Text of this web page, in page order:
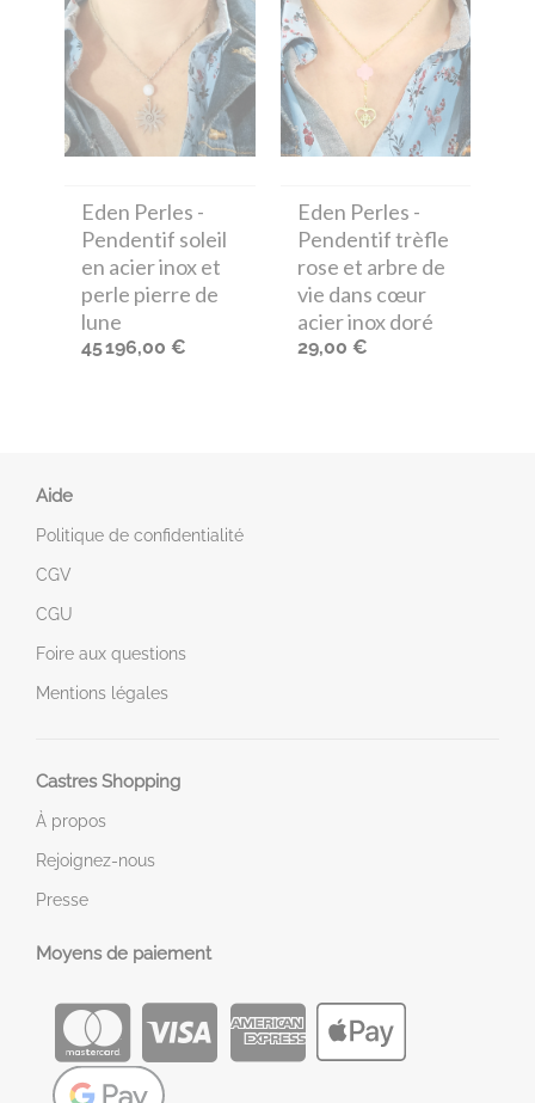
Eden Perles -
Pendentif soleil
en acier inox et
perle pierre de
lune
45 196,00 €
Eden Perles -
Pendentif trèfle
rose et arbre de
vie dans cœur
acier inox doré
29,00 €
Aide
Politique de confidentialité
CGV
CGU
Foire aux questions
Mentions légales
Castres Shopping
À propos
Rejoignez-nous
Presse
Moyens de paiement